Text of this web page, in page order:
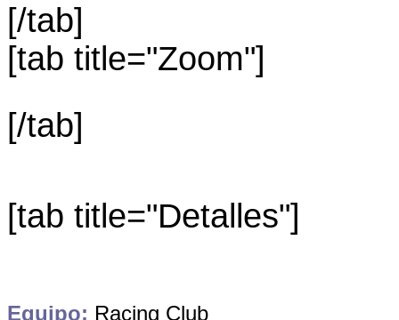
[/tab]
[tab title="Zoom"]
[/tab]
[tab title="Detalles"]
Equipo: Racing Club